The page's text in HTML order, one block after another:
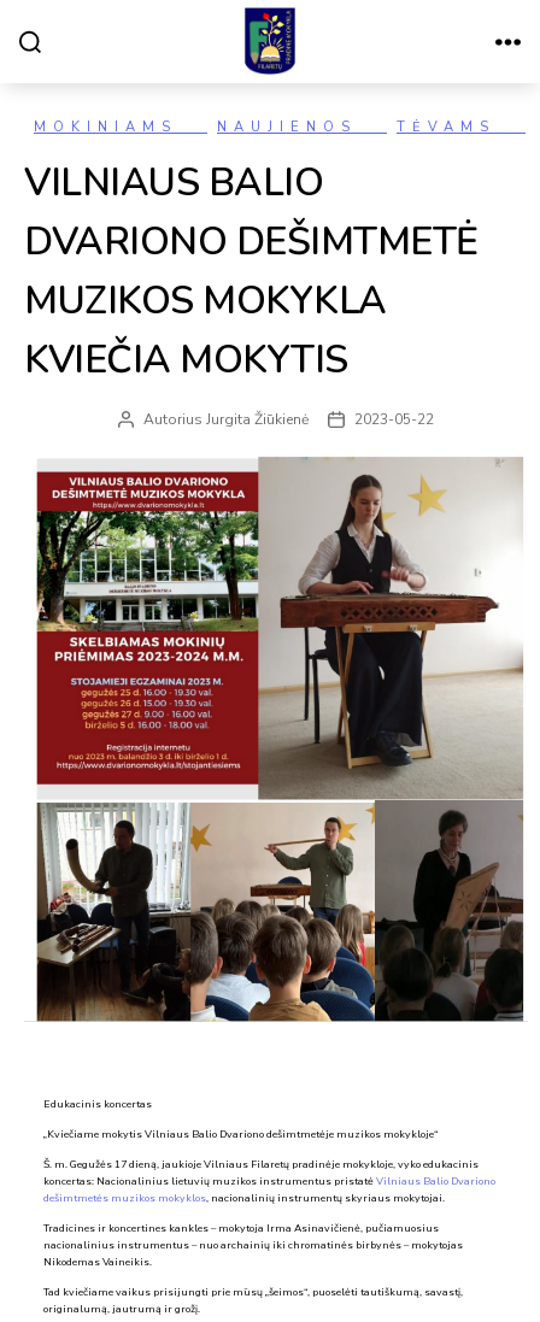
Kategorijos
MOKINIAMS NAUJIENOS TĖVAMS
VILNIAUS BALIO
DVARIONO DEŠIMTMETĖ
MUZIKOS MOKYKLA
KVIEČIA MOKYTIS
ĮrašoAutoriusJurgita Žiūkienė
Įrašo2023-05-22
Edukacinis koncertas
„Kviečiame mokytis Vilniaus Balio Dvariono dešimtmetėje muzikos mokykloje“
Š. m. Gegužės 17 dieną, jaukioje Vilniaus Filaretų pradinėje mokykloje, vyko edukacinis
koncertas: Nacionalinius lietuvių muzikos instrumentus pristatėVilniaus Balio Dvariono
dešimtmetės muzikos mokyklos, nacionalinių instrumentų skyriaus mokytojai.
Tradicines ir koncertines kankles – mokytoja Irma Asinavičienė, pučiamuosius
nacionalinius instrumentus – nuo archainių iki chromatinės birbynės – mokytojas
Nikodemas Vaineikis.
Tad kviečiame vaikus prisijungti prie mūsų „šeimos“, puoselėti tautiškumą, savastį,
originalumą, jautrumą ir grožį.